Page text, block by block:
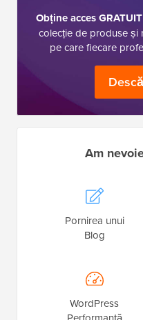
Obține acces
colecție de produse și
pe care fiecare
Am
Pornirea unui
Blog
WordPress